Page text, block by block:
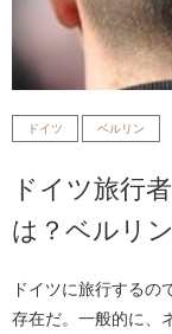
ドイツ ベルリン
ドイツ旅行
は？ベルリ
ドイツに旅行するの
存在だ。一般的に、